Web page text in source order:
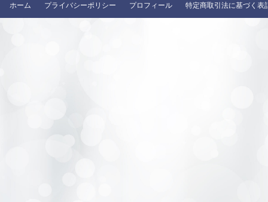
ホーム プライバシーポリシー プロフィール 特定商取引法に基づく表